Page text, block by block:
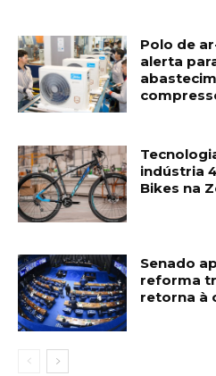
Polo de
alerta
indústria
Bikes na
Senado
reforma
retorna à